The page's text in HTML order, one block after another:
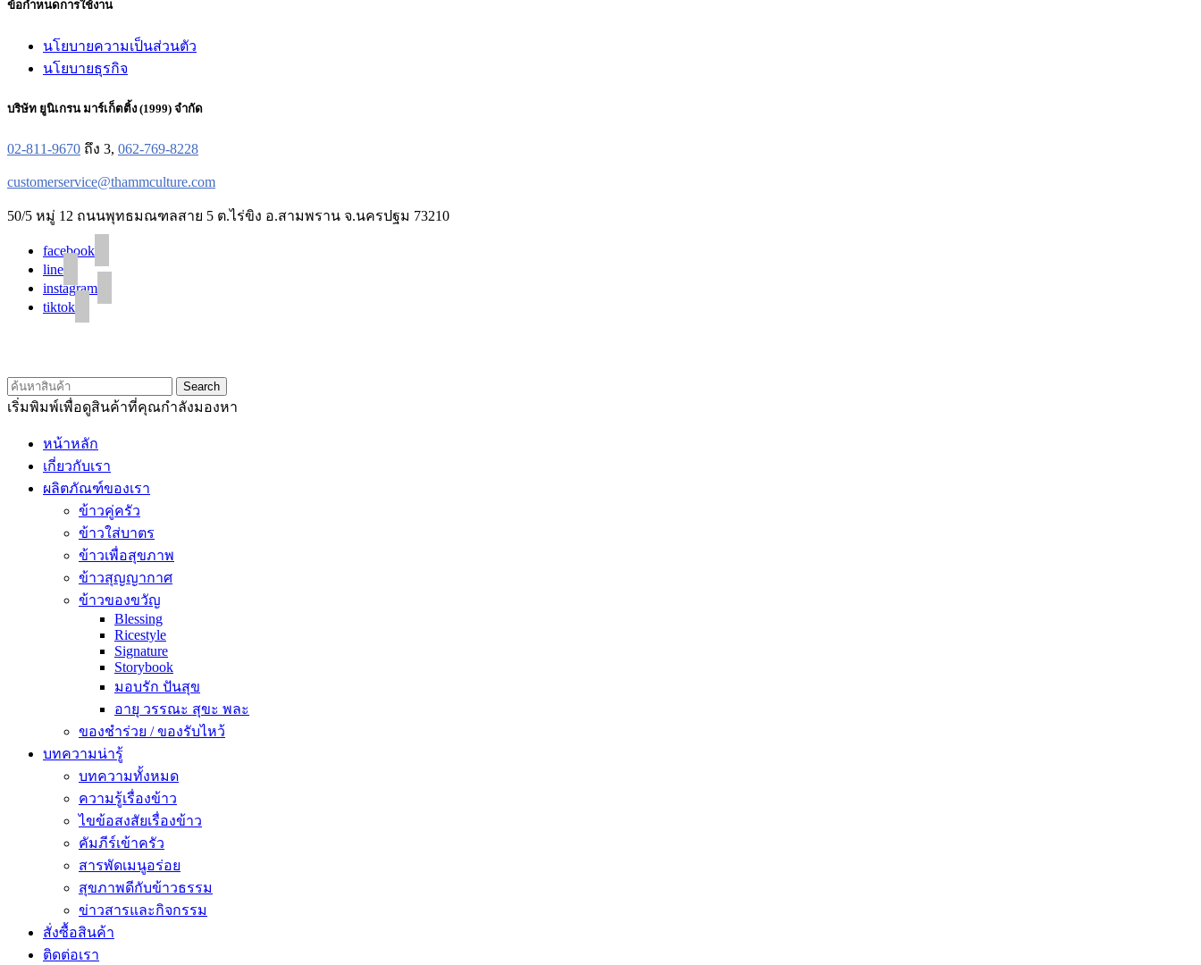
ข้อกำหนดการใช้งาน
นโยบายความเป็นส่วนตัว
นโยบายธุรกิจ
บริษัท ยูนิเกรน มาร์เก็ตติ้ง (1999) จำกัด
02-811-9670 ถึง 3, 062-769-8228
customerservice@thammculture.com
50/5 หมู่ 12 ถนนพุทธมณฑลสาย 5 ต.ไร่ขิง อ.สามพราน จ.นครปฐม 73210
facebook
line
instagram
tiktok
Search
เริ่มพิมพ์เพื่อดูสินค้าที่คุณกำลังมองหา
หน้าหลัก
เกี่ยวกับเรา
ผลิตภัณฑ์ของเรา
ข้าวคู่ครัว
ข้าวใส่บาตร
ข้าวเพื่อสุขภาพ
ข้าวสุญญากาศ
ข้าวของขวัญ
Blessing
Ricestyle
Signature
Storybook
มอบรัก ปันสุข
อายุ วรรณะ สุขะ พละ
ของชำร่วย / ของรับไหว้
บทความน่ารู้
บทความทั้งหมด
ความรู้เรื่องข้าว
ไขข้อสงสัยเรื่องข้าว
คัมภีร์เข้าครัว
สารพัดเมนูอร่อย
สุขภาพดีกับข้าวธรรม
ข่าวสารและกิจกรรม
สั่งซื้อสินค้า
ติดต่อเรา